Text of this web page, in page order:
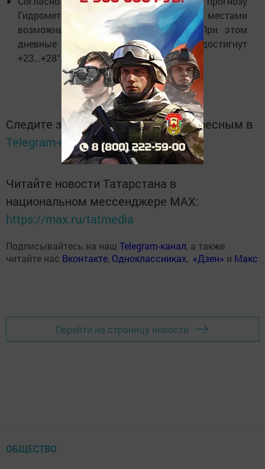
Гидрометцентра РТ,22–23 августаместами
возможны кратковременные дожди. При этом
дневные температуры будут расти и достигнут
+23...+28°.
Следите за самым важным и интересным в
Telegram-канале Татмедиа
Читайте новости Татарстана в
национальном мессенджере MАХ:
https://max.ru/tatmedia
Подписывайтесь на наш Telegram-канал, а также
читайте нас Вконтакте, Одноклассниках, «Дзен» и Макс
Перейти на страницу новости
ОБЩЕСТВО